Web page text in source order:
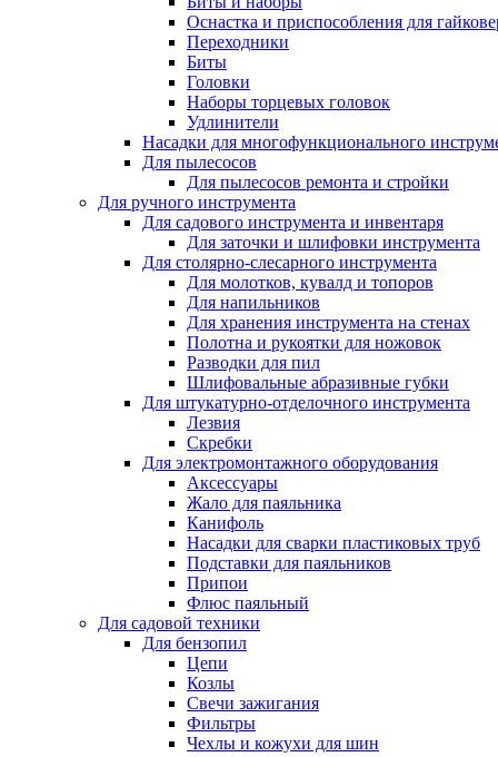
Оснастка и приспособления для
Переходники
Биты
Головки
Наборы торцевых головок
Удлинители
Насадки для многофункционального
Для пылесосов
Для пылесосов ремонта и стройки
Для ручного инструмента
Для садового инструмента и инвентаря
Для заточки и шлифовки инструмента
Для столярно-слесарного инструмента
Для молотков, кувалд и топоров
Для напильников
Для хранения инструмента на стенах
Полотна и рукоятки для ножовок
Разводки для пил
Шлифовальные абразивные губки
Для штукатурно-отделочного инструмента
Лезвия
Скребки
Для электромонтажного оборудования
Аксессуары
Жало для паяльника
Канифоль
Насадки для сварки пластиковых труб
Подставки для паяльников
Припои
Флюс паяльный
Для садовой техники
Для бензопил
Цепи
Козлы
Свечи зажигания
Фильтры
Чехлы и кожухи для шин